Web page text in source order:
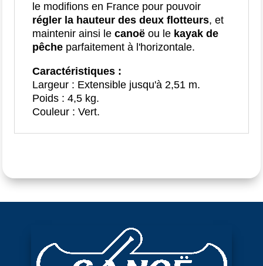
le modifions en France pour pouvoir
régler la hauteur des deux flotteurs, et
maintenir ainsi lecanoë ou le kayak de
pêche parfaitement à l'horizontale.
Caractéristiques :
Largeur : Extensible jusqu'à 2,51 m.
Poids : 4,5 kg.
Couleur : Vert.